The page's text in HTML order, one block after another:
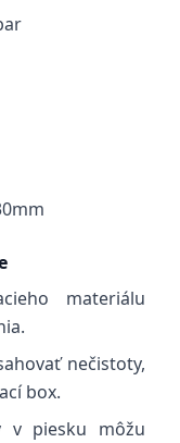
materiálu
nečistoty,
box.
v piesku môžu